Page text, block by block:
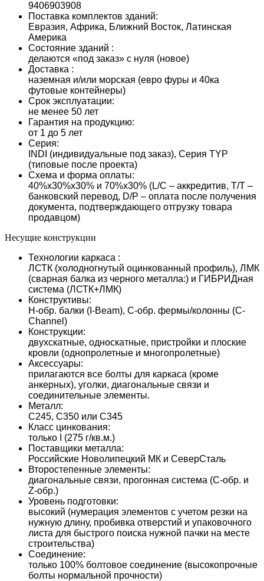
9406903908
Поставка комплектов зданий:
Евразия, Африка, Ближний Восток, Латинская
Америка
Состояние зданий :
делаются «под заказ» с нуля (новое)
Доставка :
наземная и/или морская (евро фуры и 40ка
футовые контейнеры)
Срок эксплуатации:
не менее 50 лет
Гарантия на продукцию:
от 1 до 5 лет
Серия:
INDI (индивидуальные под заказ), Серия TYP
(типовые после проекта)
Схема и форма оплаты:
40%х30%х30% и 70%х30% (L/С – аккредитив, T/T –
банковский перевод, D/P – оплата после получения
документа, подтверждающего отгрузку товара
продавцом)
Несущие конструкции
Технологии каркаса :
ЛСТК (холодногнутый оцинкованный профиль), ЛМК
(сварная балка из черного металла:) и ГИБРИДная
система (ЛСТК+ЛМК)
Конструктивы:
H-обр. балки (I-Beam), C-обр. фермы/колонны (C-
Channel)
Конструкции:
двухскатные, односкатные, пристройки и плоские
кровли (однопролетные и многопролетные)
Аксессуары:
прилагаются все болты для каркаса (кроме
анкерных), уголки, диагональные связи и
соединительные элементы.
Металл:
С245, С350 или С345
Класс цинкования:
только I (275 г/кв.м.)
Поставщики металла:
Российские Новолипецкий МК и СеверСталь
Второстепенные элементы:
диагональные связи, прогонная система (С-обр. и
Z-обр.)
Уровень подготовки:
высокий (нумерация элементов с учетом резки на
нужную длину, пробивка отверстий и упаковочного
листа для быстрого поиска нужной пачки на месте
строительства)
Соединение:
только 100% болтовое соединение (высокопрочные
болты нормальной прочности)